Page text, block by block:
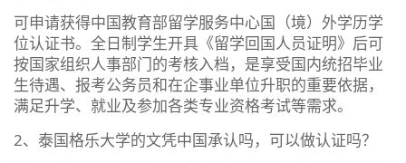
可申请获得中国教育部留学服务中心国（境）外学历学
位认证书。全日制学生开具《留学回国人员证明》后可
按国家组织人事部门的考核入档，是享受国内统招毕业
生待遇、报考公务员和在企事业单位升职的重要依据，
满足升学、就业及参加各类专业资格考试等需求。
2、泰国格乐大学的文凭中国承认吗，可以做认证吗？